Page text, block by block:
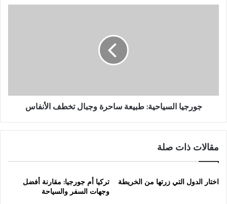
جورجيا السياحية: طبيعة ساحرة وجبال تخطف الأنفاس
مقالات ذات صلة
اختار الدول التي زرتها من الخريطة
تركيا أم جورجيا: مقارنة أفضل
وجهات السفر والسياحة